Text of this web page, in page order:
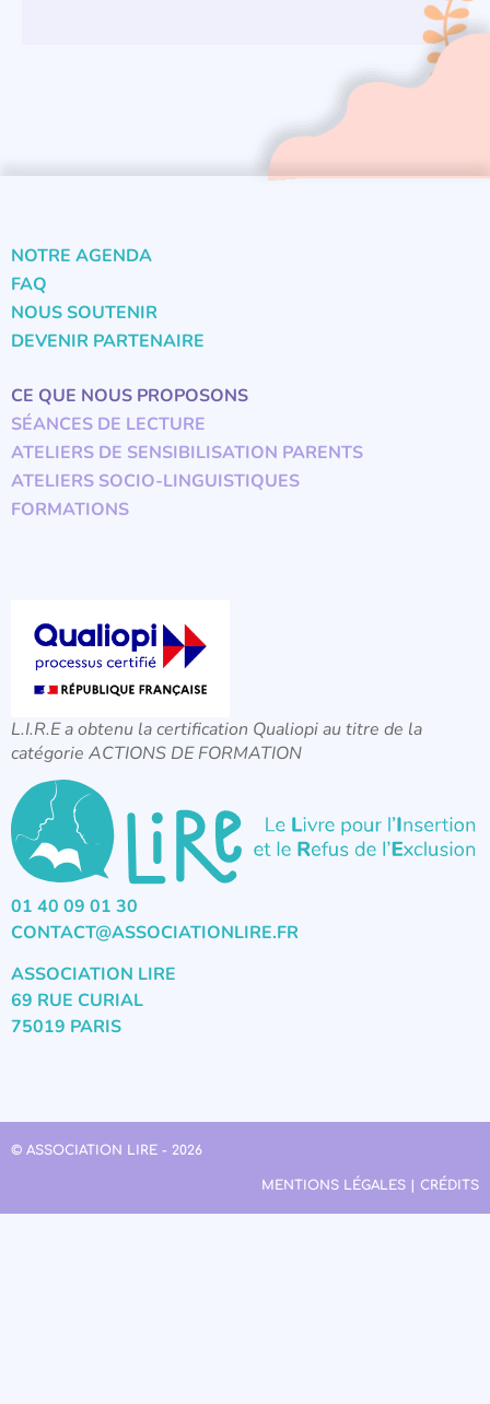
NOTRE AGENDA
FAQ
NOUS SOUTENIR
DEVENIR PARTENAIRE
CE QUE NOUS PROPOSONS
SÉANCES DE LECTURE
ATELIERS DE SENSIBILISATION PARENTS
ATELIERS SOCIO-LINGUISTIQUES
FORMATIONS
L.I.R.E a obtenu la certification Qualiopi au titre de la
catégorie ACTIONS DE FORMATION
01 40 09 01 30
CONTACT@ASSOCIATIONLIRE.FR
ASSOCIATION LIRE
69 RUE CURIAL
75019 PARIS
© ASSOCIATION LIRE - 2026
MENTIONS LÉGALES | CRÉDITS